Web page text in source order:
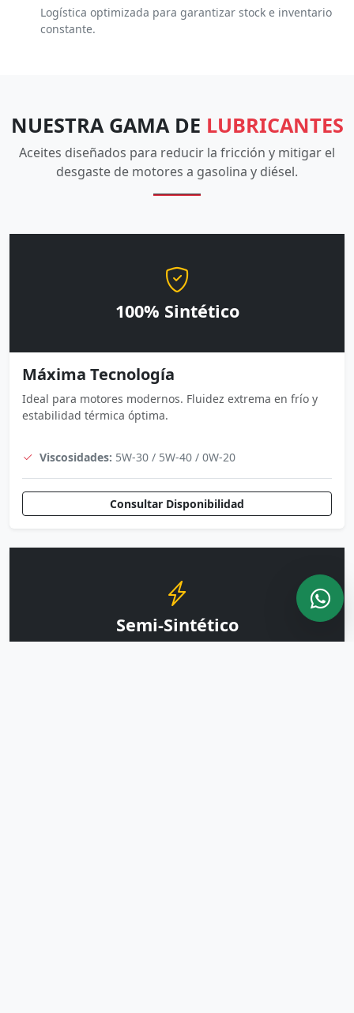
Logística optimizada para garantizar stock e inventario
constante.
NUESTRA GAMA DE LUBRICANTES
Aceites diseñados para reducir la fricción y mitigar el
desgaste de motores a gasolina y diésel.
100% Sintético
Máxima Tecnología
Ideal para motores modernos. Fluidez extrema en frío y
estabilidad térmica óptima.
Viscosidades: 5W-30 / 5W-40 / 0W-20
Consultar Disponibilidad
Semi-Sintético